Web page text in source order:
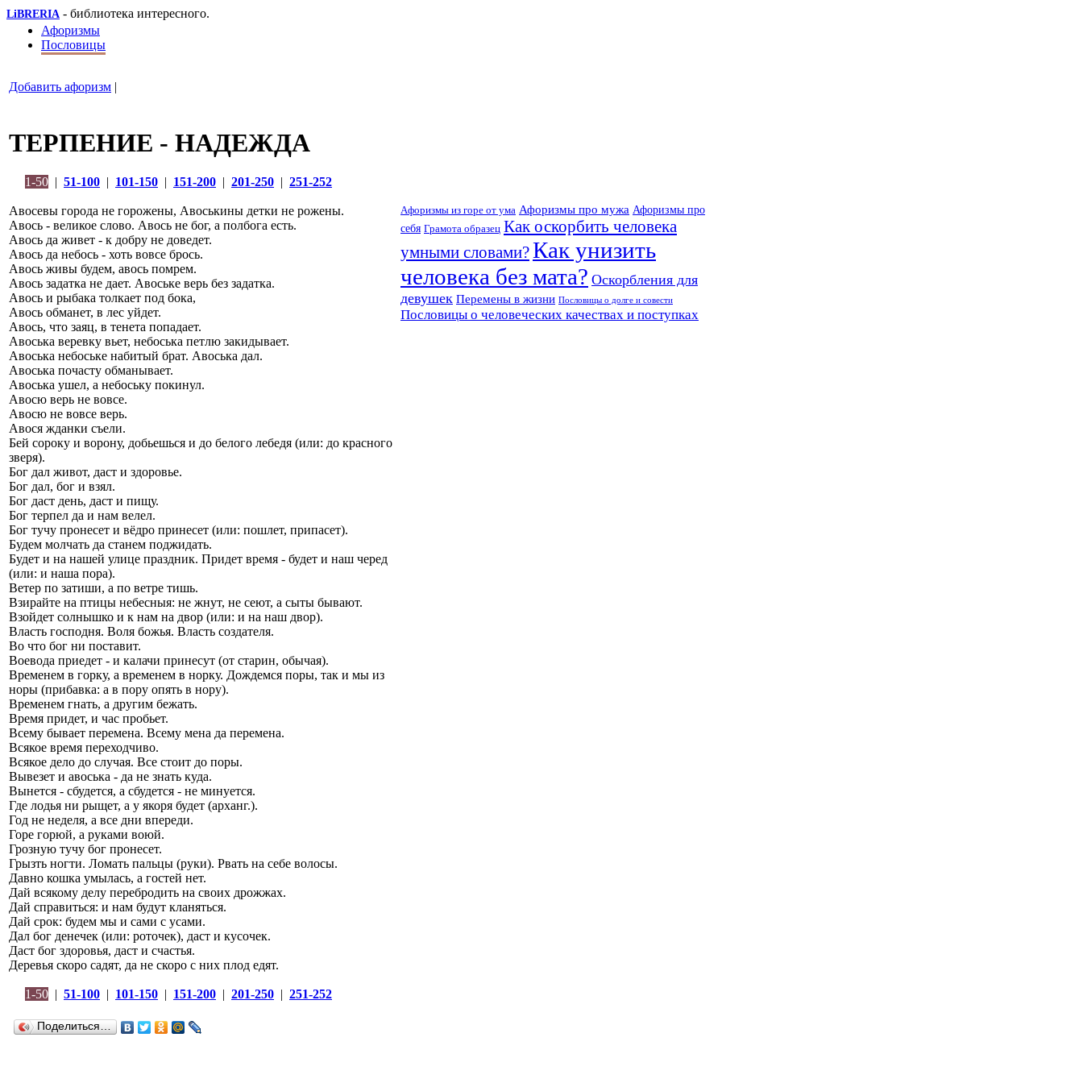
LiBRERIA - библиотека интересного.
Афоризмы
Пословицы
Добавить афоризм |
ТЕРПЕНИЕ - НАДЕЖДА
1-50 | 51-100 | 101-150 | 151-200 | 201-250 | 251-252
Авосевы города не горожены, Авоськины детки не рожены.
Авось - великое слово. Авось не бог, а полбога есть.
Авось да живет - к добру не доведет.
Авось да небось - хоть вовсе брось.
Авось живы будем, авось помрем.
Авось задатка не дает. Авоське верь без задатка.
Авось и рыбака толкает под бока,
Авось обманет, в лес уйдет.
Авось, что заяц, в тенета попадает.
Авоська веревку вьет, небоська петлю закидывает.
Авоська небоське набитый брат. Авоська дал.
Авоська почасту обманывает.
Авоська ушел, а небоську покинул.
Авосю верь не вовсе.
Авосю не вовсе верь.
Авося жданки съели.
Бей сороку и ворону, добьешься и до белого лебедя (или: до красного
зверя).
Бог дал живот, даст и здоровье.
Бог дал, бог и взял.
Бог даст день, даст и пищу.
Бог терпел да и нам велел.
Бог тучу пронесет и вёдро принесет (или: пошлет, припасет).
Будем молчать да станем поджидать.
Будет и на нашей улице праздник. Придет время - будет и наш черед
(или: и наша пора).
Ветер по затиши, а по ветре тишь.
Взирайте на птицы небесныя: не жнут, не сеют, а сыты бывают.
Взойдет солнышко и к нам на двор (или: и на наш двор).
Власть господня. Воля божья. Власть создателя.
Во что бог ни поставит.
Воевода приедет - и калачи принесут (от старин, обычая).
Временем в горку, а временем в норку. Дождемся поры, так и мы из
норы (прибавка: а в пору опять в нору).
Временем гнать, а другим бежать.
Время придет, и час пробьет.
Всему бывает перемена. Всему мена да перемена.
Всякое время переходчиво.
Всякое дело до случая. Все стоит до поры.
Вывезет и авоська - да не знать куда.
Вынется - сбудется, а сбудется - не минуется.
Где лодья ни рыщет, а у якоря будет (арханг.).
Год не неделя, а все дни впереди.
Горе горюй, а руками воюй.
Грозную тучу бог пронесет.
Грызть ногти. Ломать пальцы (руки). Рвать на себе волосы.
Давно кошка умылась, а гостей нет.
Дай всякому делу перебродить на своих дрожжах.
Дай справиться: и нам будут кланяться.
Дай срок: будем мы и сами с усами.
Дал бог денечек (или: роточек), даст и кусочек.
Даст бог здоровья, даст и счастья.
Деревья скоро садят, да не скоро с них плод едят.
1-50 | 51-100 | 101-150 | 151-200 | 201-250 | 251-252
Поделиться…
Афоризмы из горе от ума Афоризмы про мужа Афоризмы про
себя Грамота образец Как оскорбить человека
умными словами?Как унизить
человека без мата? Оскорбления для
девушек Перемены в жизни Пословицы о долге и совести
Пословицы о человеческих качествах и поступках